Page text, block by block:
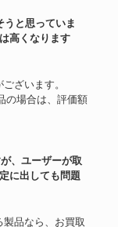
高くなります
の場合は、評価額
に出しても問題